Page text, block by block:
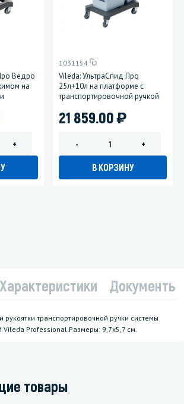
Ведро
на
+
1031154
Vileda: УльтраСпид Про
25л+10л на платформе с
транспортировочной ручкой
21 859.00)
- +
В КОРЗИНУ
Характеристики Документы
транспортировочной ручки системы
Vileda Professional.Размеры: 9,7x5,7 см.
товары